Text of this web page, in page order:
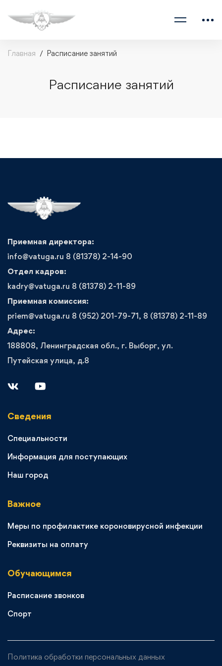
Главная Расписание занятий
Расписание занятий
Приемная директора:
info@vatuga.ru 8 (81378) 2-14-90
Отдел кадров:
kadry@vatuga.ru 8 (81378) 2-11-89
Приемная комиссия:
priem@vatuga.ru 8 (952) 201-79-71, 8 (81378) 2-11-89
Адрес:
188808, Ленинградская обл., г. Выборг, ул.
Путейская улица, д.8
Сведения
Специальности
Информация для поступающих
Наш город
Важное
Меры по профилактике короновирусной инфекции
Реквизиты на оплату
Обучающимся
Расписание звонков
Спорт
Политика обработки персональных данных